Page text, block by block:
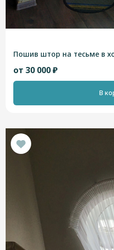
Пошив штор на тесьме в
от 30 000 ₽
В